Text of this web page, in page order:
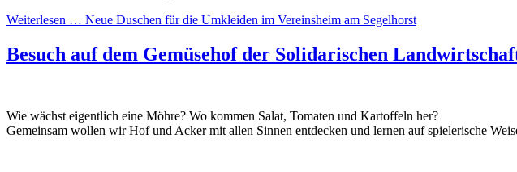
Weiterlesen … Neue Duschen für die Umkleiden im Vereinsheim am Segelhorst
Besuch auf dem Gemüsehof der Solidarischen
Wie wächst eigentlich eine Möhre? Wo kommen Salat, Tomaten und Kartoffeln her?
Gemeinsam wollen wir Hof und Acker mit allen Sinnen entdecken und lernen auf spielerische